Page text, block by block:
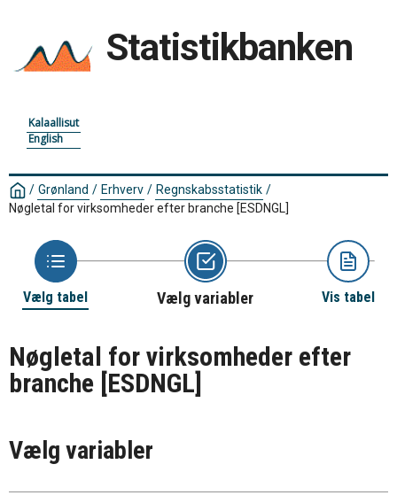
Statistikbanken
Kalaallisut
English
/ Grønland / Erhverv / Regnskabsstatistik /
Nøgletal for virksomheder efter branche [ESDNGL]
Vælg tabel Vælg variabler Vis tabel
Nøgletal for virksomheder efter
branche [ESDNGL]
Vælg variabler